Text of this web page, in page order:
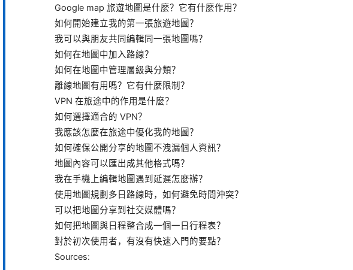
Google map 旅遊地圖是什麼？它有什麼作用？
如何開始建立我的第一張旅遊地圖？
我可以與朋友共同編輯同一張地圖嗎？
如何在地圖中加入路線？
如何在地圖中管理層級與分類？
離線地圖有用嗎？它有什麼限制？
VPN 在旅途中的作用是什麼？
如何選擇適合的 VPN？
我應該怎麼在旅途中優化我的地圖？
如何確保公開分享的地圖不洩漏個人資訊？
地圖內容可以匯出成其他格式嗎？
我在手機上編輯地圖遇到延遲怎麼辦？
使用地圖規劃多日路線時，如何避免時間沖突？
可以把地圖分享到社交媒體嗎？
如何把地圖與日程整合成一個一日行程表？
對於初次使用者，有沒有快速入門的要點？
Sources: